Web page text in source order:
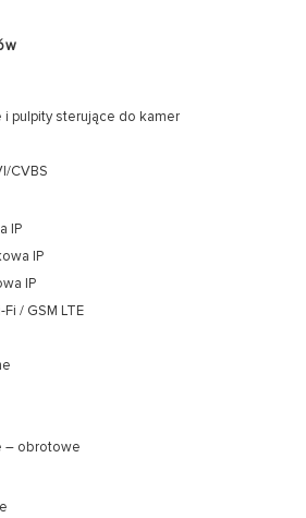
i pulpity sterujące do kamer
CVBS
IP
IP
IP
/ GSM LTE
– obrotowe